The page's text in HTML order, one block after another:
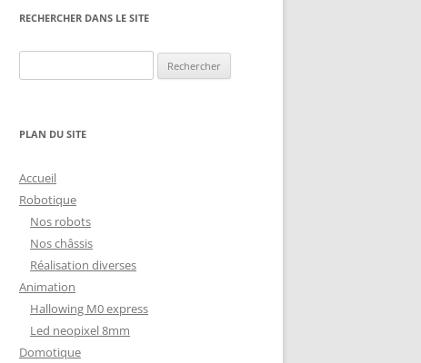
4DSYSTEMS
NEXTION
XM430-W350
NOS RÉALISATIONS EN 3D
IMPRESSION 3D DU NET
RECHERCHER DANS LE SITE
PLAN DU SITE
Accueil
Robotique
Nos robots
Nos châssis
Réalisation diverses
Animation
Hallowing M0 express
Led neopixel 8mm
Domotique